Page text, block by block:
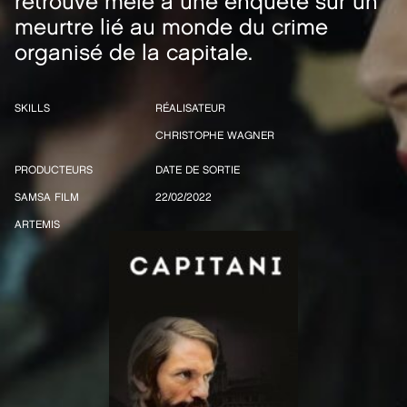
meurtre lié au monde du crime
organisé de la capitale.
SKILLS
RÉALISATEUR
CHRISTOPHE WAGNER
PRODUCTEURS
SAMSA FILM
ARTEMIS
DATE DE SORTIE
22/02/2022